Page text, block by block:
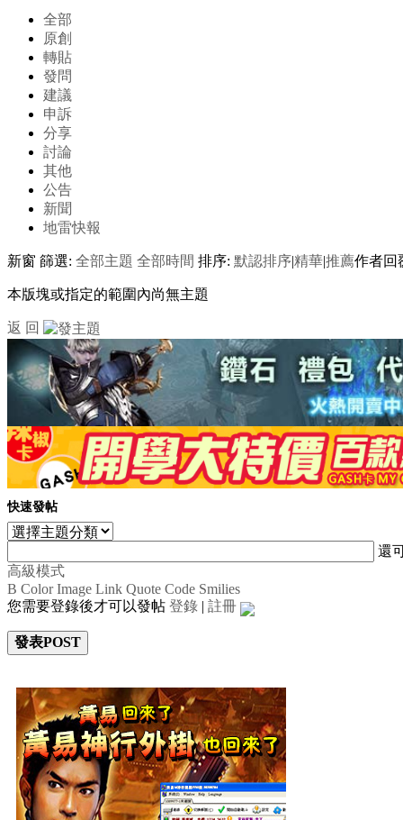
全部
原創
轉貼
發問
建議
申訴
分享
討論
其他
公告
新聞
地雷快報
新窗 篩選: 全部主題 全部時間 排序: 默認排序|精華|推薦作者回
本版塊或指定的範圍內尚無主題
返 回
快速發帖
還
高級模式
B Color Image Link Quote Code Smilies
您需要登錄後才可以發帖 登錄 | 註冊
發表POST